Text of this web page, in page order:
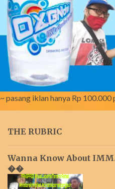
~ pasang iklan hanya Rp
THE RUBRIC
Wanna Know About
��